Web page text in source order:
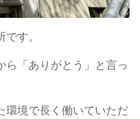
す。
ら「ありがとう」と言っ
環境で長く働いていただ